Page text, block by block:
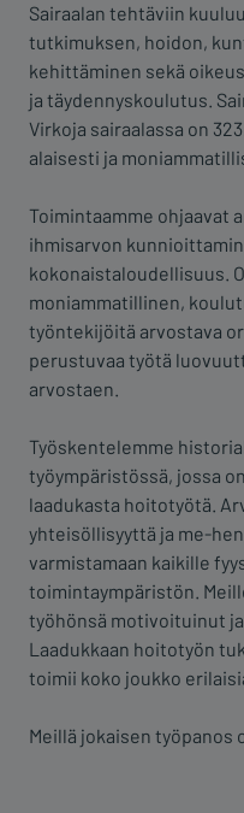
Sairaalan tehtäviin
tutkimuksen, hoidon,
kehittäminen sekä
ja täydennyskoulutus.
Virkoja sairaalassa on
alaisesti ja
Toimintaamme ohjaavat
ihmisarvon
kokonaistaloudellisuus.
moniammatillinen,
työntekijöitä arvostava
perustuvaa työtä
arvostaen.
Työskentelemme
työympäristössä, jossa
laadukasta hoitotyötä.
yhteisöllisyyttä ja me-
varmistamaan kaikille
toimintaympäristön.
työhönsä motivoituinut
Laadukkaan hoitotyön
toimii koko joukko
Meillä jokaisen työpanos